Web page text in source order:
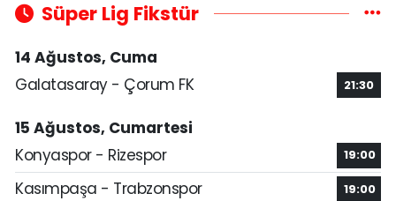
Süper Lig Fikstür
14 Ağustos, Cuma
Galatasaray - Çorum FK
21:30
15 Ağustos, Cumartesi
Konyaspor - Rizespor
19:00
Kasımpaşa - Trabzonspor 19:00